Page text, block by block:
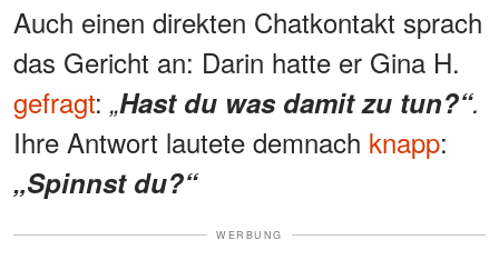
Auch einen direkten Chatkontakt sprach
das Gericht an: Darin hatte er Gina H.
gefragt: „Hast du was damit zu tun?“.
Ihre Antwort lautete demnach knapp:
„Spinnst du?“
WERBUNG